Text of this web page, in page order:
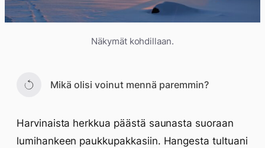
Näkymät kohdillaan.
Mikä olisi voinut mennä paremmin?
Harvinaista herkkua päästä saunasta suoraan
lumihankeen paukkupakkasiin. Hangesta tultuani